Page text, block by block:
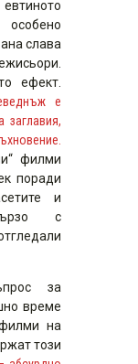
евтиното
слава
ефект.
е
филми
поради
и
с
за
време
на
този